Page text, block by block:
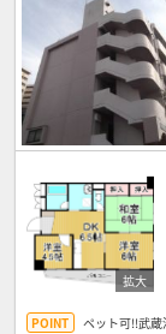
ペット可!!武